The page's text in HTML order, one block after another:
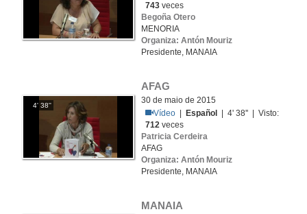
743 veces
Begoña Otero
MENORIA
Organiza: Antón Mouriz
Presidente, MANAIA
4' 38''
AFAG
30 de maio de 2015
Vídeo
Español
| 4' 38'' | Visto:
712 veces
Patricia Cerdeira
AFAG
Organiza: Antón Mouriz
Presidente, MANAIA
MANAIA